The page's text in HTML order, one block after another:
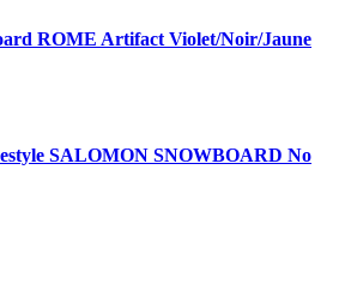
ROME Artifact Violet/Noir/Jaune
SALOMON SNOWBOARD No